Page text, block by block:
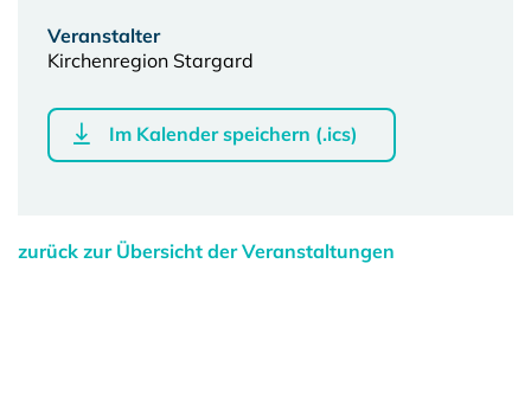
Veranstalter
Kirchenregion Stargard
Im Kalender speichern (.ics)
zurück zur Übersicht der Veranstaltungen